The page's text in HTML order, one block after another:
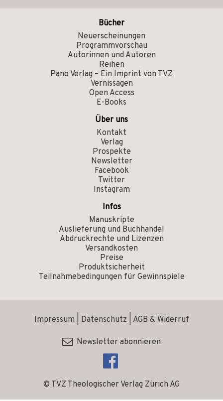
Bücher
Neuerscheinungen
Programmvorschau
Autorinnen und Autoren
Reihen
Pano Verlag – Ein Imprint von TVZ
Vernissagen
Open Access
E-Books
Über uns
Kontakt
Verlag
Prospekte
Newsletter
Facebook
Twitter
Instagram
Infos
Manuskripte
Auslieferung und Buchhandel
Abdruckrechte und Lizenzen
Versandkosten
Preise
Produktsicherheit
Teilnahmebedingungen für Gewinnspiele
© TVZ Theologischer Verlag Zürich AG
Impressum Datenschutz AGB & Widerruf
Newsletter abonnieren